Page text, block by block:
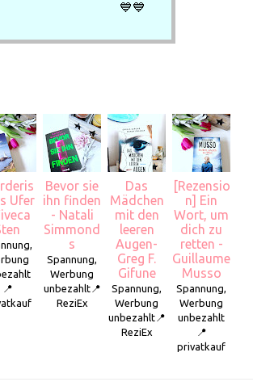
💙💙
Ufer
📍
Bevor sie
ihn finden
- Natali
Simmond
s
Spannung,
Werbung
unbezahlt📍
ReziEx
Das
Mädchen
mit den
leeren
Augen-
Greg F.
Gifune
Spannung,
Werbung
unbezahlt📍
ReziEx
[Rezensio
n] Ein
Wort, um
dich zu
retten -
Guillaume
Musso
Spannung,
Werbung
unbezahlt
📍
privatkauf